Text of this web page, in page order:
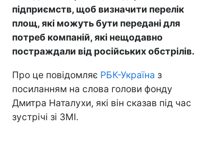
підприємств, щоб визначити перелік
площ, які можуть бути передані для
потреб компаній, які нещодавно
постраждали від російських обстрілів.
Про це повідомляє РБК-Україна з
посиланням на слова голови фонду
Дмитра Наталухи, які він сказав під час
зустрічі зі ЗМІ.